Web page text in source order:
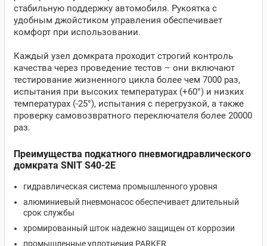
стабильную поддержку автомобиля. Рукоятка с
удобным джойстиком управления обеспечивает
комфорт при использовании.
Каждый узел домкрата проходит строгий контроль
качества через проведение тестов – они включают
тестирование жизненного цикла более чем 7000 раз,
испытания при высоких температурах (+60°) и низких
температурах (-25°), испытания с перегрузкой, а также
проверку самовозвратного переключателя более 20000
раз.
Преимущества подкатного пневмогидравлического
домкрата SNIT S40-2E
гидравлическая система промышленного уровня
алюминиевый пневмонасос обеспечивает длительный
срок службы
хромированный шток надежно защищен от коррозии
промышленные уплотнения PARKER